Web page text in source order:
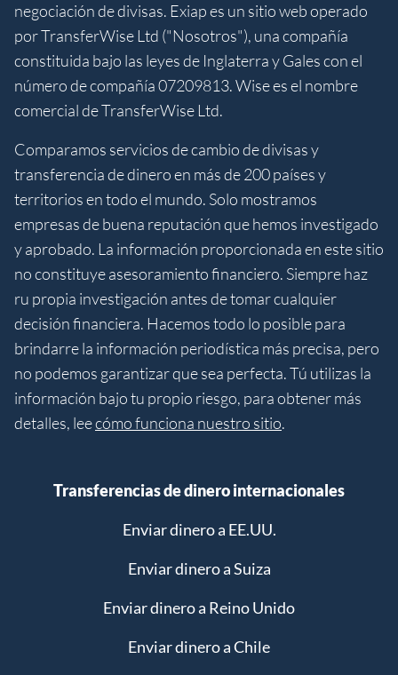
negociación de divisas. Exiap es un sitio web operado
por TransferWise Ltd ("Nosotros"), una compañía
constituida bajo las leyes de Inglaterra y Gales con el
número de compañía 07209813. Wise es el nombre
comercial de TransferWise Ltd.
Comparamos servicios de cambio de divisas y
transferencia de dinero en más de 200 países y
territorios en todo el mundo. Solo mostramos
empresas de buena reputación que hemos investigado
y aprobado. La información proporcionada en este sitio
no constituye asesoramiento financiero. Siempre haz
ru propia investigación antes de tomar cualquier
decisión financiera. Hacemos todo lo posible para
brindarre la información periodística más precisa, pero
no podemos garantizar que sea perfecta. Tú utilizas la
información bajo tu propio riesgo, para obtener más
detalles, leecómo funciona nuestro sitio.
Transferencias de dinero internacionales
Enviar dinero a EE.UU.
Enviar dinero a Suiza
Enviar dinero a Reino Unido
Enviar dinero a Chile